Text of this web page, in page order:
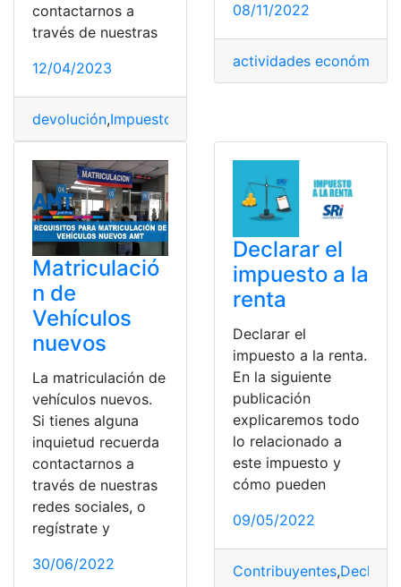
contactarnos a
través de nuestras
12/04/2023
devolución,Impuesto
08/11/2022
actividades económicas
Matriculació
n de
Vehículos
nuevos
La matriculación de
vehículos nuevos.
Si tienes alguna
inquietud recuerda
contactarnos a
través de nuestras
redes sociales, o
regístrate y
30/06/2022
Declarar el
impuesto a la
renta
Declarar el
impuesto a la renta.
En la siguiente
publicación
explicaremos todo
lo relacionado a
este impuesto y
cómo pueden
09/05/2022
Contribuyentes,